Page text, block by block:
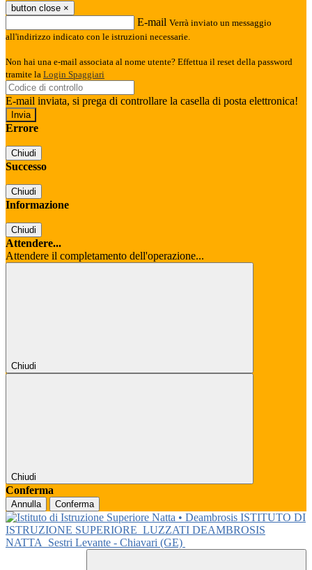
button close ×
E-mail Verrà inviato un messaggio
all'indirizzo indicato con le istruzioni necessarie.
Non hai una e-mail associata al nome utente? Effettua il reset della password
tramite la Login Spaggiari
E-mail inviata, si prega di controllare la casella di posta elettronica!
Errore
Chiudi
Successo
Chiudi
Informazione
Chiudi
Attendere...
Attendere il completamento dell'operazione...
Chiudi
Chiudi
Conferma
Annulla Conferma
ISTITUTO DI
ISTRUZIONE SUPERIORE LUZZATI DEAMBROSIS
NATTA
Sestri Levante - Chiavari (GE)